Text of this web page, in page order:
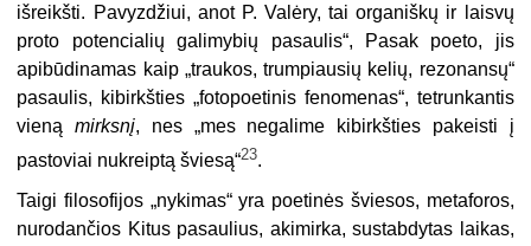
išreikšti. Pavyzdžiui, anot P. Valėry, tai organiškų ir laisvų
proto potencialių galimybių pasaulis“, Pasak poeto, jis
apibūdinamas kaip „traukos, trumpiausių kelių, rezonansų“
pasaulis, kibirkšties „fotopoetinis fenomenas“, tetrunkantis
vienąmirksnį, nes „mes negalime kibirkšties pakeisti į
pastoviai nukreiptą šviesą“23.
Taigi filosofijos „nykimas“ yra poetinės šviesos, metaforos,
nurodančios Kitus pasaulius, akimirka, sustabdytas laikas,